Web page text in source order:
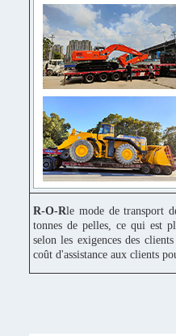
R-O-Rle mode de transport
tonnes de pelles, ce qui est
selon les exigences des
coût d'assistance aux clients